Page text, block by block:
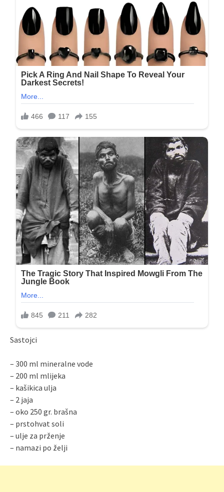
Sastojci
– 300 ml mineralne vode
– 200 ml mlijeka
– kašikica ulja
– 2 jaja
– oko 250 gr. brašna
– prstohvat soli
– ulje za prženje
– namazi po želji